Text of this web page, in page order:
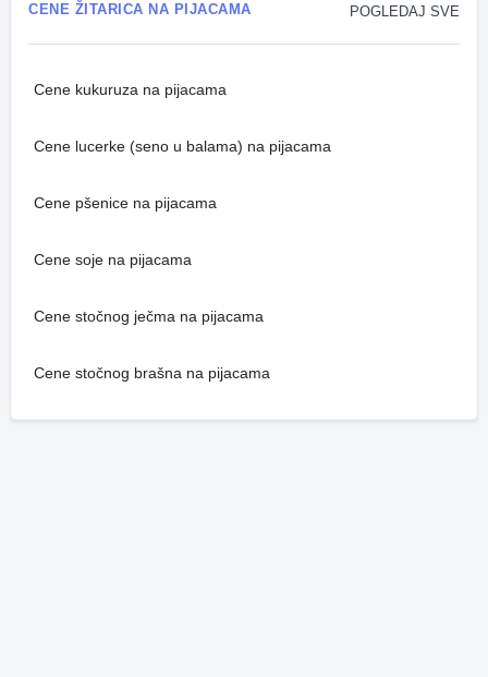
POGLEDAJ SVE
CENE ŽITARICA NA PIJACAMA
Cene kukuruza na pijacama
Cene lucerke (seno u balama) na pijacama
Cene pšenice na pijacama
Cene soje na pijacama
Cene stočnog ječma na pijacama
Cene stočnog brašna na pijacama